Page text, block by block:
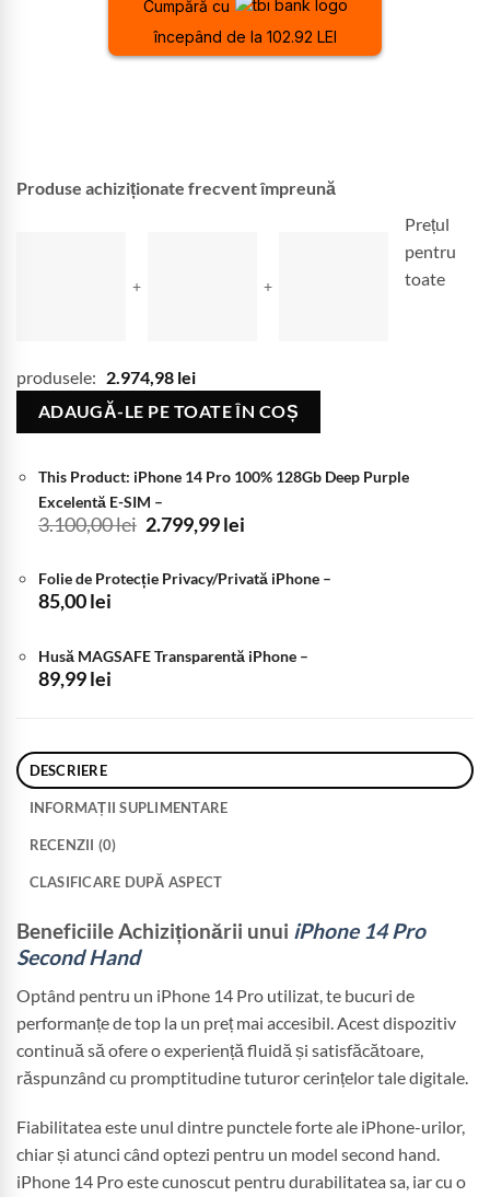
Cumpără cu
începând de la 102.92 LEI
Produse achiziționate frecvent împreună
+ +
Prețul
pentru
toate
produsele: 2.974,98 lei
ADAUGĂ-LE PE TOATE ÎN COȘ
This Product: iPhone 14 Pro 100% 128Gb Deep Purple
Excelentă E-SIM –
3.100,00lei Prețul
fost:
2.799,99lei
2.799,99 lei.
Folie de Protecție Privacy/Privată iPhone –
85,00lei
Husă MAGSAFE Transparentă iPhone –
89,99lei
DESCRIERE
INFORMAȚII SUPLIMENTARE
RECENZII (0)
CLASIFICARE DUPĂ ASPECT
Beneficiile Achiziționării unui iPhone 14 Pro
Second Hand
Optând pentru un iPhone 14 Pro utilizat, te bucuri de
performanțe de top la un preț mai accesibil. Acest dispozitiv
continuă să ofere o experiență fluidă și satisfăcătoare,
răspunzând cu promptitudine tuturor cerințelor tale digitale.
Fiabilitatea este unul dintre punctele forte ale iPhone-urilor,
chiar și atunci când optezi pentru un model second hand.
iPhone 14 Pro este cunoscut pentru durabilitatea sa, iar cu o